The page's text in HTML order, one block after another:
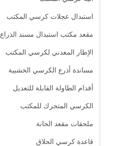
استبدال عجلات كرسي المكتب
مقعد مكتب استبدال مسند الذراع
الإطار المعدني لكرسي المكتب
مساندة أذرع الكرسي الخشبية
أقدام الطاولة القابلة للتعديل
الكرسي المتحرك للمكتب
ملحقات مقعد الحانة
قاعدة كرسي الحلاق